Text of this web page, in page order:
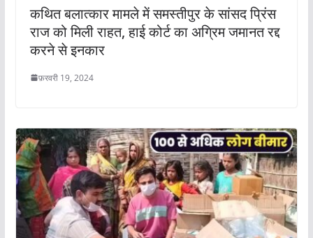
कथित बलात्कार मामले में समस्तीपुर के सांसद प्रिंस
राज को मिली राहत, हाई कोर्ट का अग्रिम जमानत रद्द
करने से इनकार
फ़रवरी 19, 2024